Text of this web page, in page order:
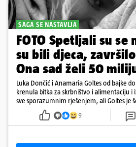
SAGA SE NASTAVLJA
FOTO Spetljali su se
su bili djeca,
Ona sad želi 50
Luka Dončić i Anamaria Goltes od bajke
krenula bitka za skrbništvo i alimentaciju i
sve sporazumnim rješenjem, ali Goltes je
u Sloveniji
9